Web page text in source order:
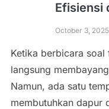
Efisiensi
October 3, 2025
Ketika berbicara
langsung
Namun, ada satu
membutuhkan dapur